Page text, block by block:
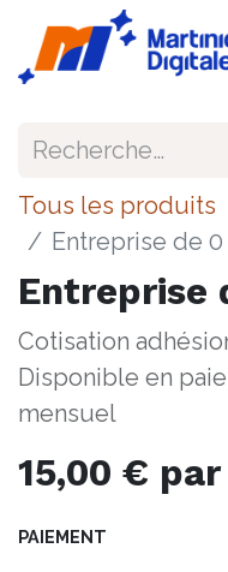
Tous les produits
Entreprise de 0
Entreprise
Cotisation
Disponible en
mensuel
15,00 €
PAIEMENT